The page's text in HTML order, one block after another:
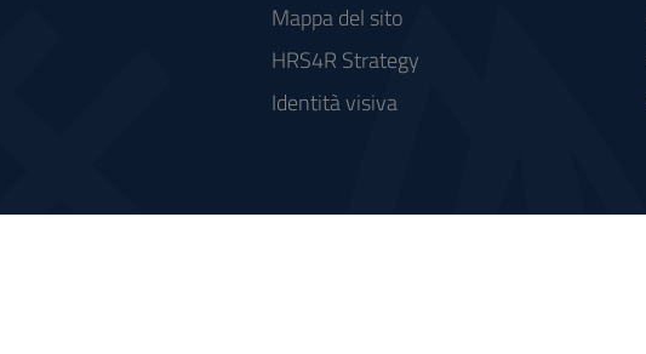
Mappa del sito
HRS4R Strategy
Identità visiva